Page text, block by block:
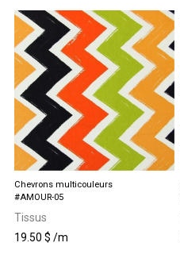
Chevrons multicouleurs
19.50 $ /m
#AMOUR-05
Tissus